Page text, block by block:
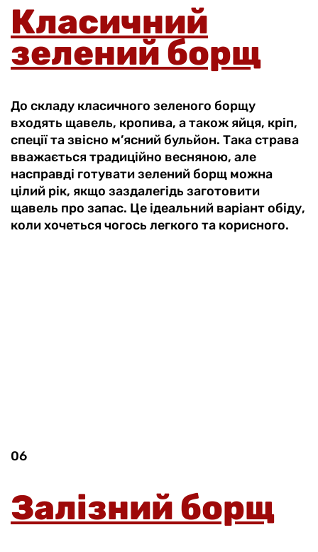
Класичний
зелений борщ
До складу класичного зеленого борщу
входять щавель, кропива, а також яйця, кріп,
спеції та звісно м’ясний бульйон. Така страва
вважається традиційно весняною, але
насправді готувати зелений борщ можна
цілий рік, якщо заздалегідь заготовити
щавель про запас. Це ідеальний варіант обіду,
коли хочеться чогось легкого та корисного.
06
Залізний борщ